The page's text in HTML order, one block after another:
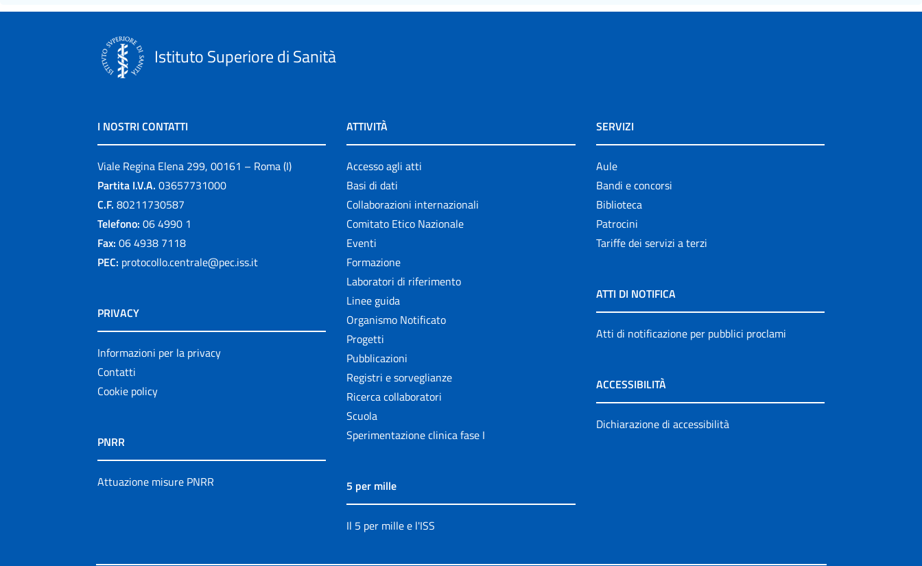
Istituto Superiore di Sanità
I NOSTRI CONTATTI
Viale Regina Elena 299, 00161 – Roma (I)
Partita I.V.A. 03657731000
C.F. 80211730587
Telefono: 06 4990 1
Fax: 06 4938 7118
PEC: protocollo.centrale@pec.iss.it
PRIVACY
Informazioni per la privacy
Contatti
Cookie policy
PNRR
Attuazione misure PNRR
ATTIVITÀ
Accesso agli atti
Basi di dati
Collaborazioni internazionali
Comitato Etico Nazionale
Eventi
Formazione
Laboratori di riferimento
Linee guida
Organismo Notificato
Progetti
Pubblicazioni
Registri e sorveglianze
Ricerca collaboratori
Scuola
Sperimentazione clinica fase I
5 per mille
Il 5 per mille e l'ISS
SERVIZI
Aule
Bandi e concorsi
Biblioteca
Patrocini
Tariffe dei servizi a terzi
ATTI DI NOTIFICA
Atti di notificazione per pubblici proclami
ACCESSIBILITÀ
Dichiarazione di accessibilità